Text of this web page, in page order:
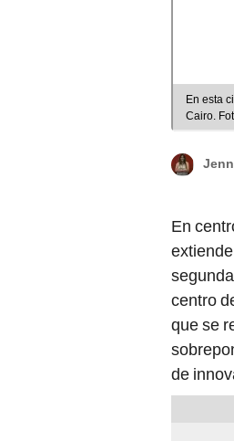
En esta
Cairo.
En
segunda
centro
que se
de